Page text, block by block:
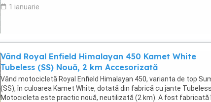
1 ianuarie
Vând Royal Enfield Himalayan 450 Kamet White
Tubeless (SS) Nouă, 2 km Accesorizată
Vând motocicletă Royal Enfield Himalayan 450, varianta de top
(SS), în culoarea Kamet White, dotată din fabrică cu jante Tubeless.
Motocicleta este practic nouă, neutilizată (2 km). A fost fabricată